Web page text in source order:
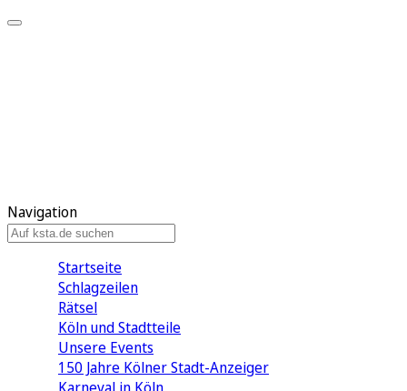
Navigation
Startseite
Schlagzeilen
Rätsel
Köln und Stadtteile
Unsere Events
150 Jahre Kölner Stadt-Anzeiger